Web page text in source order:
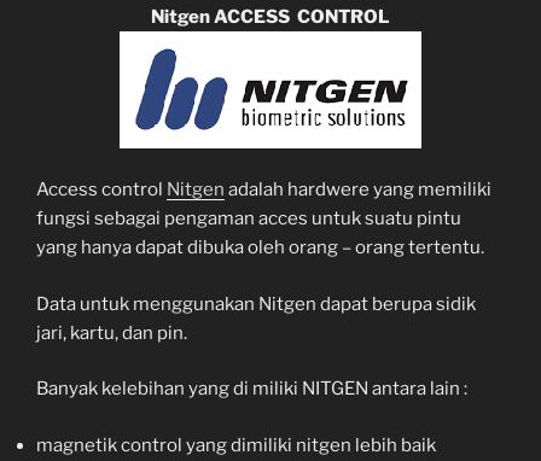
Nitgen ACCESS CONTROL
Access control Nitgen adalah hardwere yang memiliki
fungsi sebagai pengaman acces untuk suatu pintu
yang hanya dapat dibuka oleh orang – orang tertentu.
Data untuk menggunakan Nitgen dapat berupa sidik
jari, kartu, dan pin.
Banyak kelebihan yang di miliki NITGEN antara lain :
magnetik control yang dimiliki nitgen lebih baik